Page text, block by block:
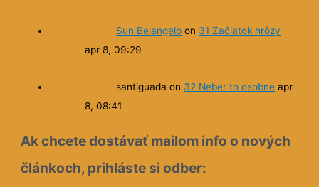
Sun Belangelo on 31 Začiatok hrôzy
apr 8, 09:29
santiguada on 32 Neber to osobne apr
8, 08:41
Ak chcete dostávať mailom info o nových
článkoch, prihláste si odber: